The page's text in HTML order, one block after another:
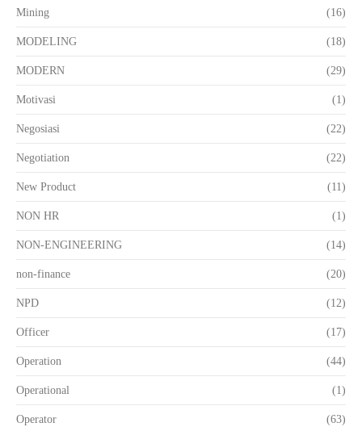
Mining (16)
MODELING (18)
MODERN (29)
Motivasi (1)
Negosiasi (22)
Negotiation (22)
New Product (11)
NON HR (1)
NON-ENGINEERING (14)
non-finance (20)
NPD (12)
Officer (17)
Operation (44)
Operational (1)
Operator (63)